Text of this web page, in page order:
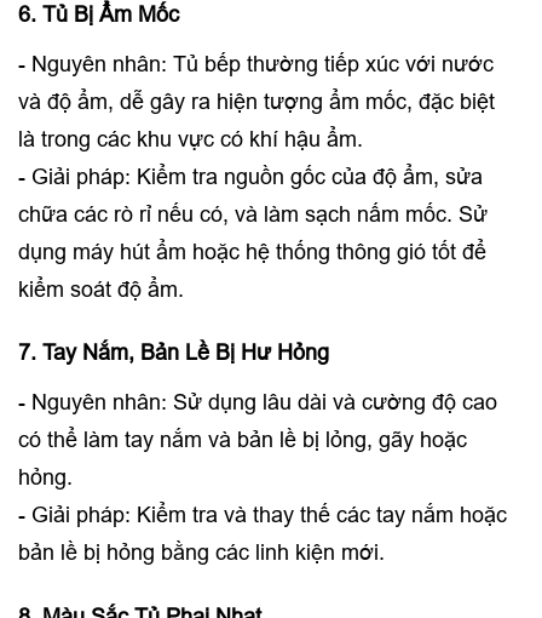
6. Tủ Bị Ẩm Mốc
- Nguyên nhân: Tủ bếp thường tiếp xúc với nước
và độ ẩm, dễ gây ra hiện tượng ẩm mốc, đặc biệt
là trong các khu vực có khí hậu ẩm.
- Giải pháp: Kiểm tra nguồn gốc của độ ẩm, sửa
chữa các rò rỉ nếu có, và làm sạch nấm mốc. Sử
dụng máy hút ẩm hoặc hệ thống thông gió tốt để
kiểm soát độ ẩm.
7. Tay Nắm, Bản Lề Bị Hư Hỏng
- Nguyên nhân: Sử dụng lâu dài và cường độ cao
có thể làm tay nắm và bản lề bị lỏng, gãy hoặc
hỏng.
- Giải pháp: Kiểm tra và thay thế các tay nắm hoặc
bản lề bị hỏng bằng các linh kiện mới.